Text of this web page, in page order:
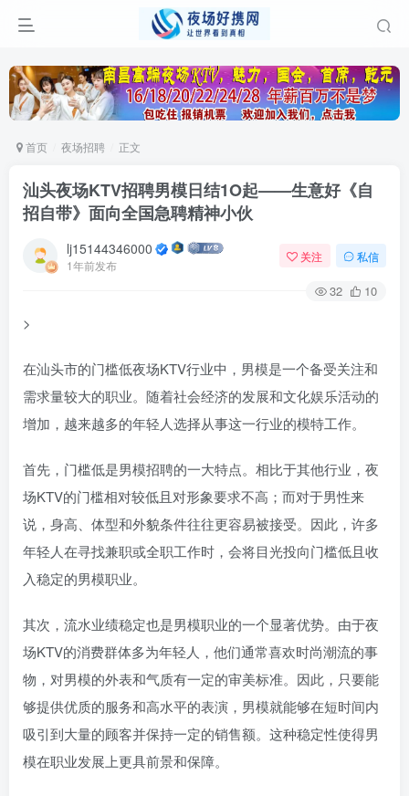
首页 夜场招聘 正文
汕头夜场KTV招聘男模日结1O起——生意好《自
招自带》面向全国急聘精神小伙
lj15144346000
1年前发布
关注 私信
32 10
>
在汕头市的门槛低夜场KTV行业中，男模是一个备受关注和
需求量较大的职业。随着社会经济的发展和文化娱乐活动的
增加，越来越多的年轻人选择从事这一行业的模特工作。
首先，门槛低是男模招聘的一大特点。相比于其他行业，夜
场KTV的门槛相对较低且对形象要求不高；而对于男性来
说，身高、体型和外貌条件往往更容易被接受。因此，许多
年轻人在寻找兼职或全职工作时，会将目光投向门槛低且收
入稳定的男模职业。
其次，流水业绩稳定也是男模职业的一个显著优势。由于夜
场KTV的消费群体多为年轻人，他们通常喜欢时尚潮流的事
物，对男模的外表和气质有一定的审美标准。因此，只要能
够提供优质的服务和高水平的表演，男模就能够在短时间内
吸引到大量的顾客并保持一定的销售额。这种稳定性使得男
模在职业发展上更具前景和保障。